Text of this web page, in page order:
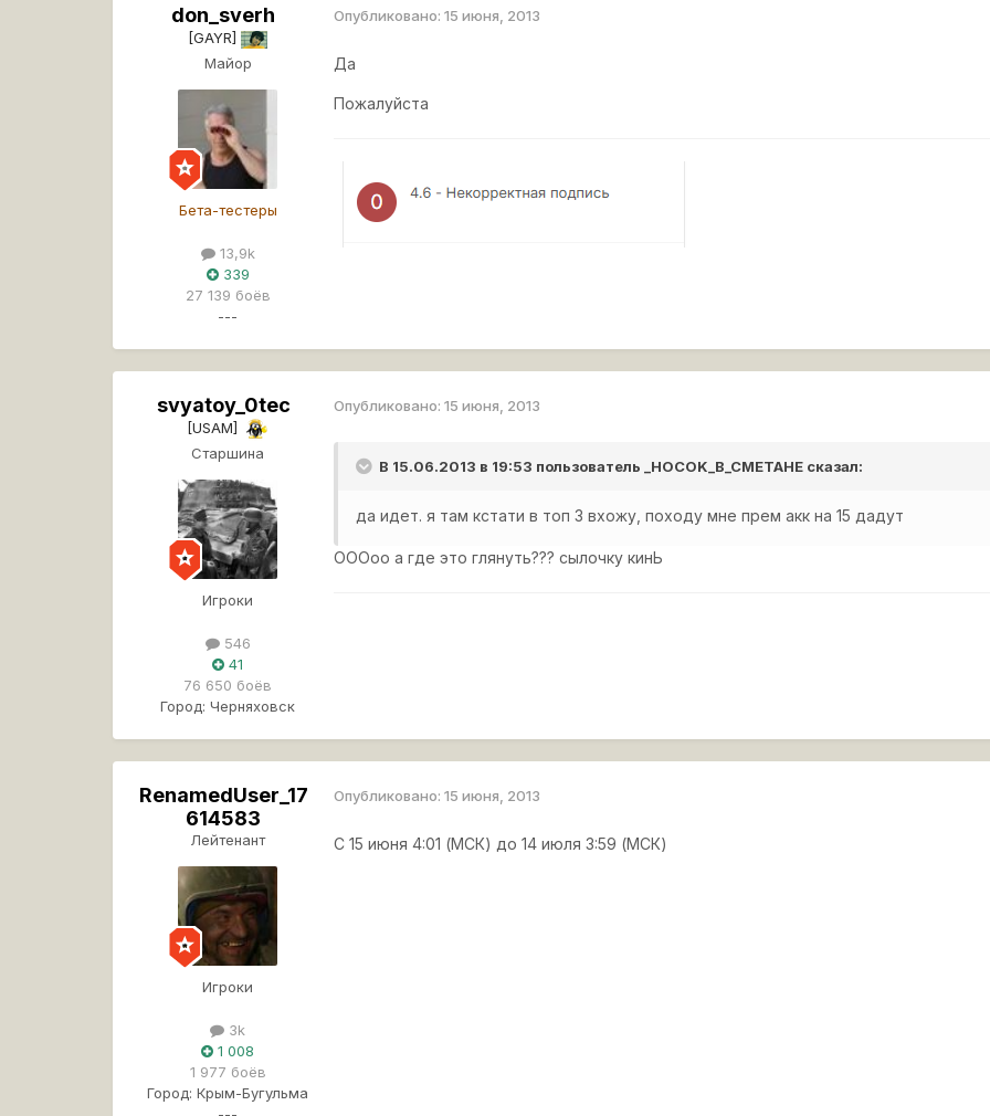
don_sverh
[GAYR]
Майор
Бета-тестеры
13,9k
339
27 139 боёв
---
Опубликовано:15 июня, 2013
Да
Пожалуйста
svyatoy_0tec
[USAM]
Старшина
Игроки
546
41
76 650 боёв
Город: Черняховск
Опубликовано:15 июня, 2013
В 15.06.2013 в 19:53 пользователь _HOCOK_B_CMETAHE сказал:
да идет. я там кстати в топ 3 вхожу, походу мне прем акк на 15 дадут
ОООоо а где это глянуть??? сылочку кинЬ
RenamedUser_17
614583
Лейтенант
Игроки
3k
1 008
1 977 боёв
Город: Крым-Бугульма
Опубликовано:15 июня, 2013
С 15 июня 4:01 (МСК) до 14 июля 3:59 (МСК)